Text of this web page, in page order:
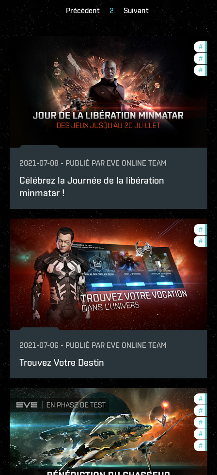
Précédent 2 Suivant
#
# in-
#
2021-07-08 - PUBLIÉ PAR EVE ONLINE TEAM
Célébrez la Journée de la libération
minmatar !
#
#
2021-07-06 - PUBLIÉ PAR EVE ONLINE TEAM
Trouvez Votre Destin
#
#
#
#
#